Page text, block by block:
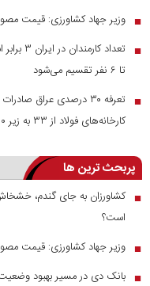
■ وزیر جهاد کشاورزی: قیمت مصوب شیر خام
■
تا ۶ نفر تقسیم می‌شود
■
کارخانه‌های فولاد از ۳۳ به زیر ۱۰ درصد رسید
پربحث ترین ها
■ کشاورزان به جای گندم،
است؟
■ وزیر جهاد کشاورزی: قیمت مصوب شیر خام
■